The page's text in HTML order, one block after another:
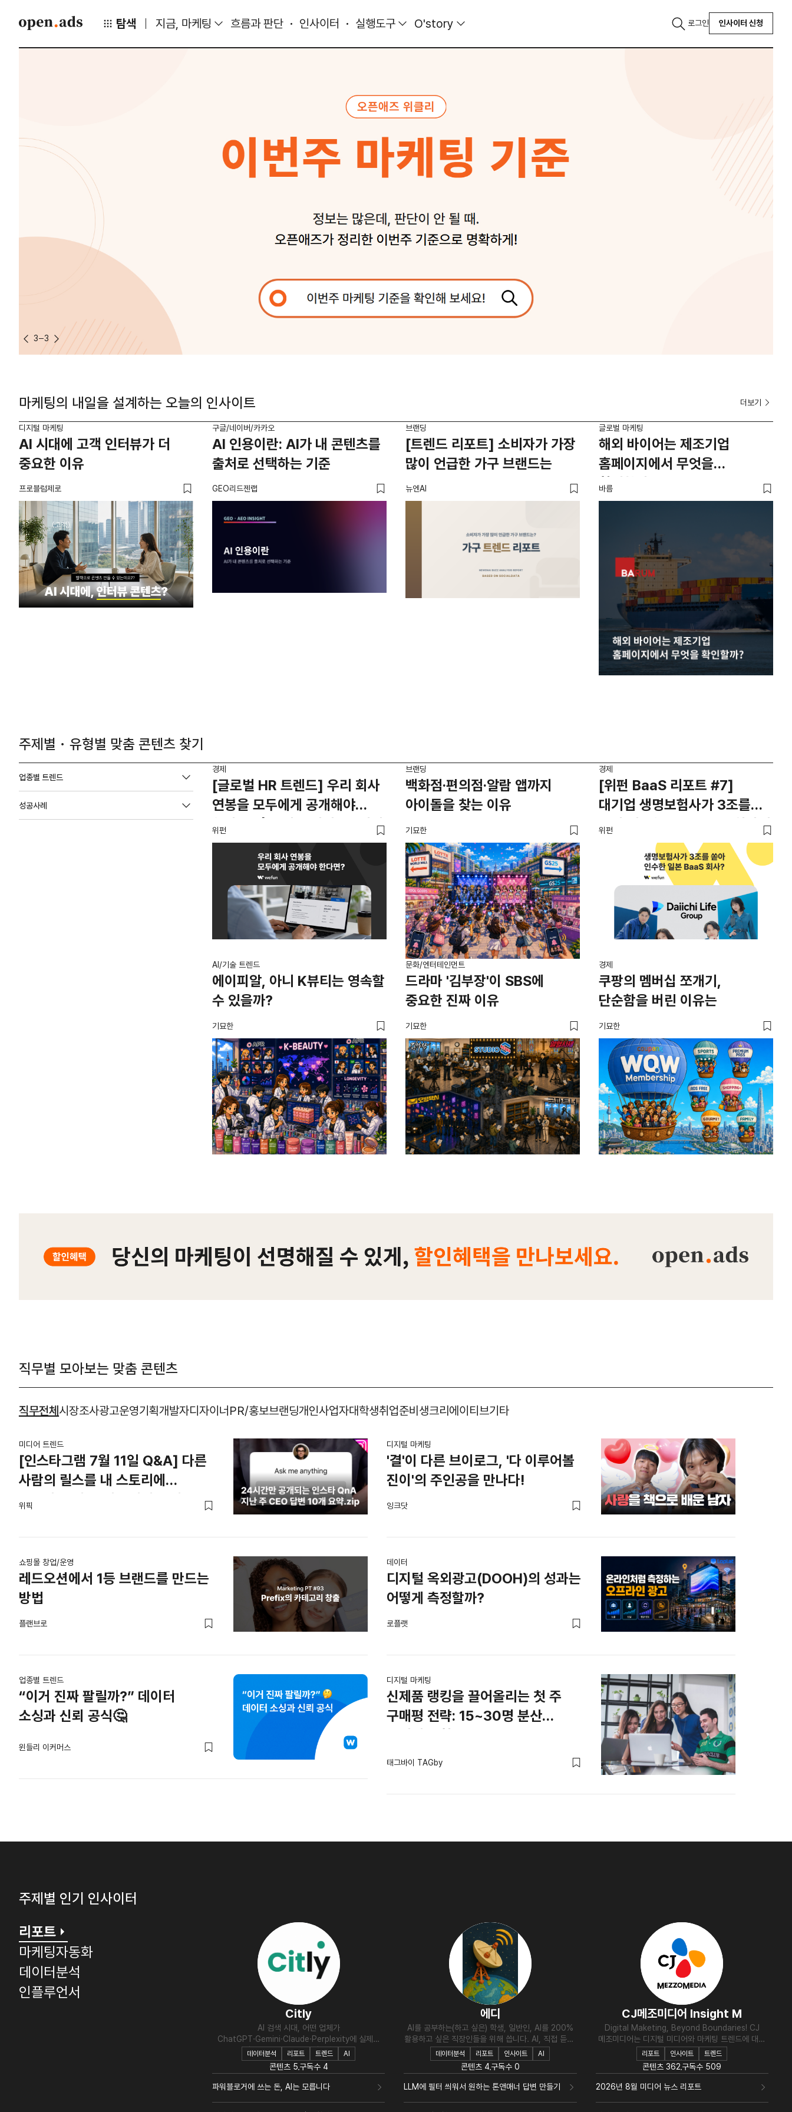
탐색 지금, 마케팅 흐름과 판단 인사이터 실행도구 O'story 로그인 인사이터 신청
3 3
마케팅의 내일을 설계하는 오늘의 인사이트 더보기
디지털 마케팅
AI 시대에 고객 인터뷰가 더
중요한 이유
프로블럼제로
구글/네이버/카카오
AI 인용이란: AI가 내 콘텐츠를
출처로 선택하는 기준
GEO리드젠랩
브랜딩
[트렌드 리포트] 소비자가 가장
많이 언급한 가구 브랜드는
뉴엔AI
글로벌 마케팅
해외 바이어는 제조기업
홈페이지에서 무엇을
확인할까?
바름
주제별・유형별 맞춤 콘텐츠 찾기
업종별 트렌드
성공사례
경제
[글로벌 HR 트렌드] 우리 회사
연봉을 모두에게 공개해야
한다면? | 급여 투명성 법, 해외
사례, 연봉 공개, 채용 공고
위펀
브랜딩
백화점·편의점·알람 앱까지
아이돌을 찾는 이유
기묘한
경제
[위펀 BaaS 리포트 #7]
대기업 생명보험사가 3조를
쏟아 인수한 일본 BaaS 회사의
위펀
AI/기술 트렌드
에이피알, 아니 K뷰티는 영속할
수 있을까?
기묘한
문화/엔터테인먼트
드라마 '김부장'이 SBS에
중요한 진짜 이유
기묘한
경제
쿠팡의 멤버십 쪼개기,
단순함을 버린 이유는
기묘한
직무별 모아보는 맞춤 콘텐츠
직무전체 시장조사광고운영기획개발자디자이너 PR/홍보브랜딩개인사업자대학생취업준비생크리에이티브기타
미디어 트렌드
[인스타그램 7월 11일 Q&A] 다른
사람의 릴스를 내 스토리에
공유하는 게 그 사람에게 실제로
위픽
디지털 마케팅
'결'이 다른 브이로그, '다 이루어볼
진이'의 주인공을 만나다!
잉크닷
쇼핑몰 창업/운영
레드오션에서 1등 브랜드를 만드는
방법
플랜브로
데이터
디지털 옥외광고(DOOH)의 성과는
어떻게 측정할까?
로플랫
업종별 트렌드
“이거 진짜 팔릴까?” 데이터
소싱과 신뢰 공식🤔
윈들리 이커머스
디지털 마케팅
신제품 랭킹을 끌어올리는 첫 주
구매평 전략: 15~30명 분산
투입의 법칙
태그바이 TAGby
주제별 인기 인사이터
리포트
마케팅자동화
데이터분석
인플루언서
Citly
AI 검색 시대, 어떤 업체가
ChatGPT·Gemini·Claude·Perplexity에 실제로
추천되는지 데이터로 추적합니다.
데이터분석 리포트 트렌드 AI
콘텐츠 5 구독수 4
파워블로거에 쓰는 돈, AI는 모릅니다
에디
AI를 공부하는(하고 싶은) 학생, 일반인, AI를 200%
활용하고 싶은 직장인들을 위해 씁니다. AI, 직접 듣고,
공부하고, 경험한 것을 공유합니다.
데이터분석 리포트 인사이트 AI
콘텐츠 4 구독수 0
LLM에 필터 씌워서 원하는 톤앤매너 답변 만들기
CJ메조미디어 Insight M
Digital Maketing, Beyond Boundaries! CJ
메조미디어는 디지털 미디어와 마케팅 트렌드에 대한
업계 최신 정보와 인사이트를 제공합니다.
리포트 인사이트 트렌드
콘텐츠362 구독수 509
2026년 8월 미디어 뉴스 리포트